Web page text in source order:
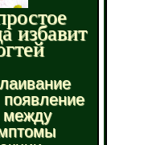
избавит
появление
между